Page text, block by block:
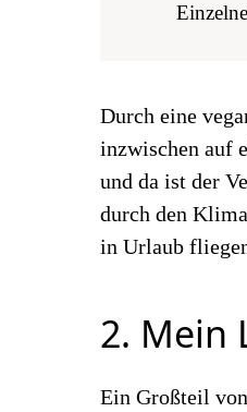
Durch eine
inzwischen auf
und da ist der
durch den
in Urlaub
2. Mein
Ein Großteil